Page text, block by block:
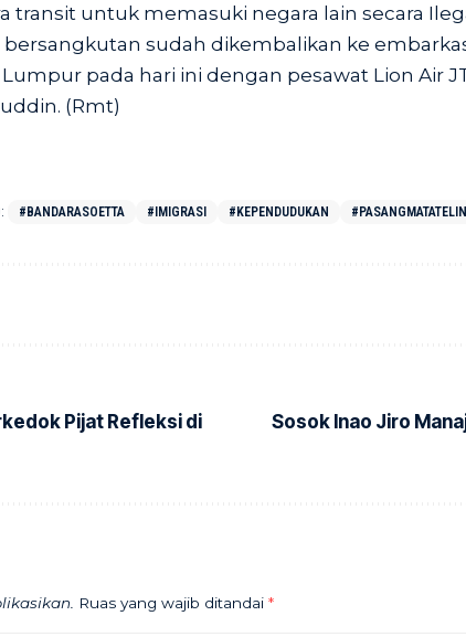
transit untuk memasuki negara lain secara
bersangkutan sudah dikembalikan ke
pada hari ini dengan pesawat Lion Air
(Rmt)
#BANDARASOETTA #IMIGRASI #KEPENDUDUKAN
Pijat Refleksi di
Sosok Inao Jiro
Ruas yang wajib ditandai *